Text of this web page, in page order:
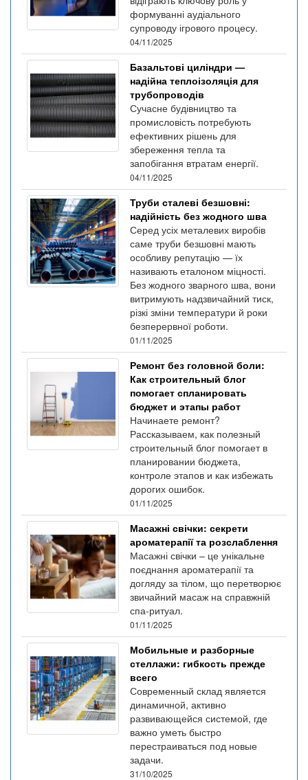
формуванні аудіального
супроводу ігрового процесу.
04/11/2025
Базальтові циліндри —
надійна теплоізоляція для
трубопроводів
Сучасне будівництво та
промисловість потребують
ефективних рішень для
збереження тепла та
запобігання втратам енергії.
04/11/2025
Труби сталеві безшовні:
надійність без жодного шва
Серед усіх металевих виробів
саме труби безшовні мають
особливу репутацію — їх
називають еталоном міцності.
Без жодного зварного шва, вони
витримують надзвичайний тиск,
різкі зміни температури й роки
безперервної роботи.
01/11/2025
Ремонт без головной боли:
Как строительный блог
помогает спланировать
бюджет и этапы работ
Начинаете ремонт?
Рассказываем, как полезный
строительный блог помогает в
планировании бюджета,
контроле этапов и как избежать
дорогих ошибок.
01/11/2025
Масажні свічки: секрети
ароматерапії та розслаблення
Масажні свічки – це унікальне
поєднання ароматерапії та
догляду за тілом, що перетворює
звичайний масаж на справжній
спа-ритуал.
01/11/2025
Мобильные и разборные
стеллажи: гибкость прежде
всего
Современный склад является
динамичной, активно
развивающейся системой, где
важно уметь быстро
перестраиваться под новые
задачи.
31/10/2025